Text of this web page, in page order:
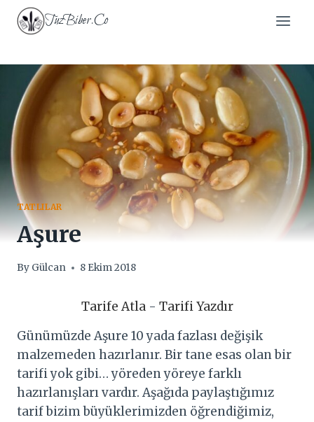
Skip
TuzBiber.Co
TATLILAR
Aşure
By Gülcan 8 Ekim 2018
Tarife Atla- Tarifi Yazdır
Günümüzde Aşure 10 yada fazlası değişik
malzemeden hazırlanır. Bir tane esas olan bir
tarifi yok gibi… yöreden yöreye farklı
hazırlanışları vardır. Aşağıda paylaştığımız
tarif bizim büyüklerimizden öğrendiğimiz,